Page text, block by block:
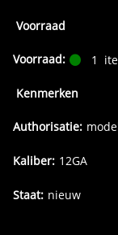
Voorraad
Voorraad: 1
Kenmerken
Authorisatie:
Kaliber: 12GA
Staat: nieuw